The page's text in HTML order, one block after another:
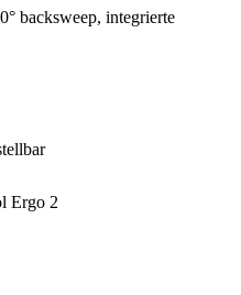
backsweep, integrierte
Ergo 2